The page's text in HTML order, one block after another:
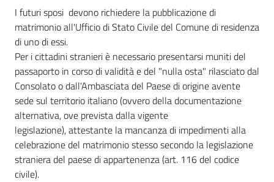
I futuri sposi devono richiedere la pubblicazione di
matrimonio all'Ufficio di Stato Civile del Comune di residenza
di uno di essi.
Per i cittadini stranieri è necessario presentarsi muniti del
passaporto in corso di validità e del "nulla osta" rilasciato dal
Consolato o dall'Ambasciata del Paese di origine avente
sede sul territorio italiano (ovvero della documentazione
alternativa, ove prevista dalla vigente
legislazione), attestante la mancanza di impedimenti alla
celebrazione del matrimonio stesso secondo la legislazione
straniera del paese di appartenenza (art. 116 del codice
civile).